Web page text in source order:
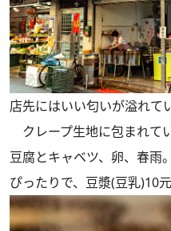
店先にはいい匂いが溢れて
クレープ生地に包まれて
豆腐とキャベツ、卵、春雨
ぴったりで、豆漿(豆乳)10